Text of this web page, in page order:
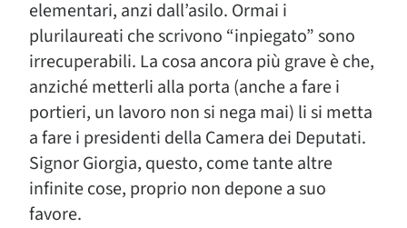
elementari, anzi dall’asilo. Ormai i
plurilaureati che scrivono “inpiegato” sono
irrecuperabili. La cosa ancora più grave è che,
anziché metterli alla porta (anche a fare i
portieri, un lavoro non si nega mai) li si metta
a fare i presidenti della Camera dei Deputati.
Signor Giorgia, questo, come tante altre
infinite cose, proprio non depone a suo
favore.